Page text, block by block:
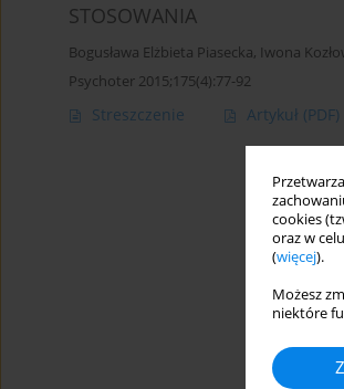
cookies
oraz w
(więcej).
Możesz
niektóre
STOSOWANIA
Bogusława Elżbieta Piasecka, Iwona
Psychoter 2015;175(4):77-92
Streszczenie Artykuł (PDF)